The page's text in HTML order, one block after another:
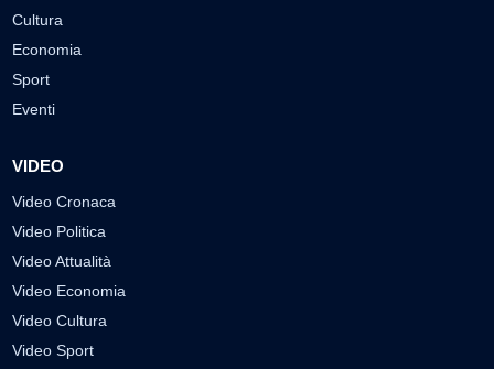
Cultura
Economia
Sport
Eventi
VIDEO
Video Cronaca
Video Politica
Video Attualità
Video Economia
Video Cultura
Video Sport